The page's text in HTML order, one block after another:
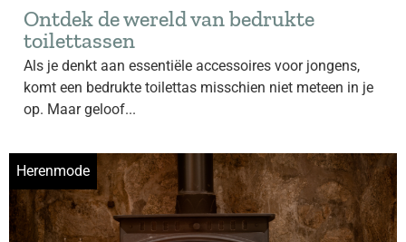
Ontdek de wereld van bedrukte
toilettassen
Als je denkt aan essentiële accessoires voor jongens,
komt een bedrukte toilettas misschien niet meteen in je
op. Maar geloof...
Herenmode